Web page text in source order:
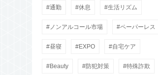
通勤 休息 生活リズム
ノンアルコール市場 ペーパーレス
昼寝 EXPO 自宅ケア
Beauty 防犯対策 特殊詐欺